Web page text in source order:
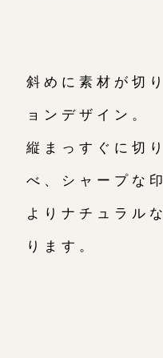
斜めに素材が切
ョンデザイン。
縦まっすぐに切
べ、シャープな
よりナチュラル
ります。